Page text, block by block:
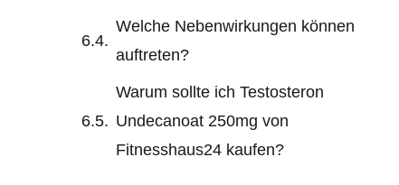
Welche Nebenwirkungen können
auftreten?
Warum sollte ich Testosteron
Undecanoat 250mg von
Fitnesshaus24 kaufen?